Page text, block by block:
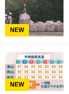
NEW
NEW